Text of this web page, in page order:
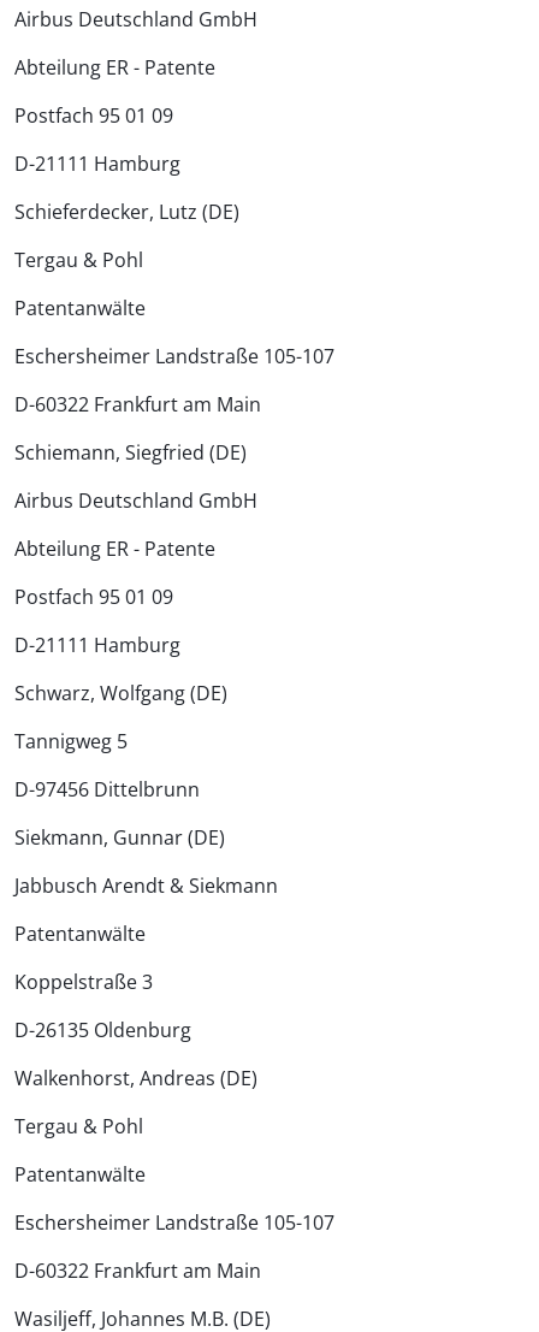
Airbus Deutschland GmbH
Abteilung ER - Patente
Postfach 95 01 09
D-21111 Hamburg
Schieferdecker, Lutz (DE)
Tergau & Pohl
Patentanwälte
Eschersheimer Landstraße 105-107
D-60322 Frankfurt am Main
Schiemann, Siegfried (DE)
Airbus Deutschland GmbH
Abteilung ER - Patente
Postfach 95 01 09
D-21111 Hamburg
Schwarz, Wolfgang (DE)
Tannigweg 5
D-97456 Dittelbrunn
Siekmann, Gunnar (DE)
Jabbusch Arendt & Siekmann
Patentanwälte
Koppelstraße 3
D-26135 Oldenburg
Walkenhorst, Andreas (DE)
Tergau & Pohl
Patentanwälte
Eschersheimer Landstraße 105-107
D-60322 Frankfurt am Main
Wasiljeff, Johannes M.B. (DE)